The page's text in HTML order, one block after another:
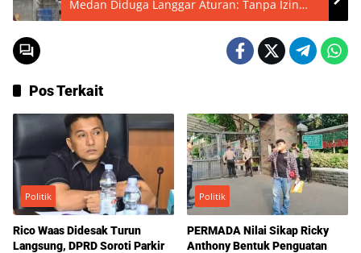
Medan Diduga Langgar Aturan: Tanpa Izin
PBG, Pajak Reklame, dan Retribusi Parkir Jadi
Pos Terkait
Politik
Rico Waas Didesak Turun
Langsung, DPRD Soroti Parkir
Politik
PERMADA Nilai Sikap Ricky
Anthony Bentuk Penguatan